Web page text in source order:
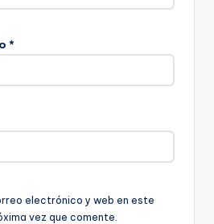
*
electrónico y web en este
vez que comente.